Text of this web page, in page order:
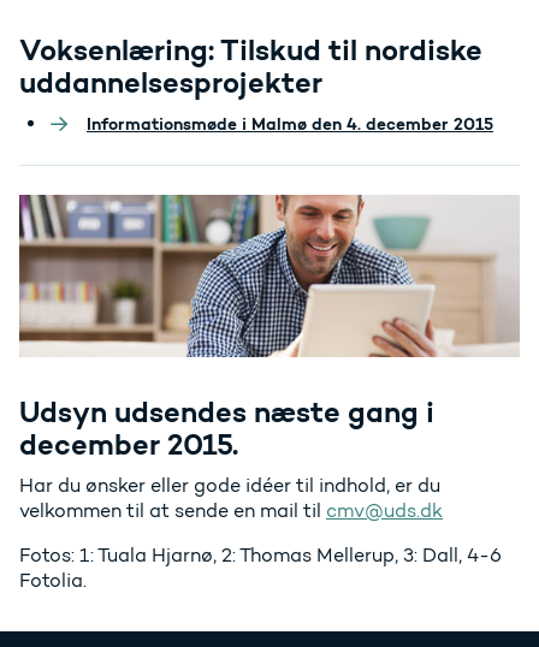
Voksenlæring: Tilskud til nordiske
uddannelsesprojekter
Informationsmøde i Malmø den 4. december 2015
Udsyn udsendes næste gang i
december 2015.
Har du ønsker eller gode idéer til indhold, er du
velkommen til at sende en mail til cmv@uds.dk
Fotos: 1: Tuala Hjarnø, 2: Thomas Mellerup, 3: Dall, 4-6
Fotolia.